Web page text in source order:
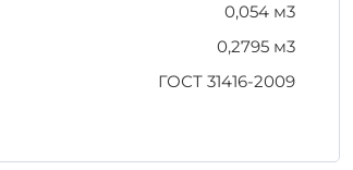
0,054 м3
0,2795 м3
ГОСТ 31416-2009